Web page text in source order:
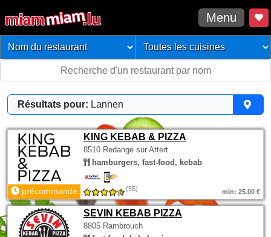
Menu
Résultats pour: Lannen
KING KEBAB & PIZZA
8510 Redange sur Attert
hamburgers, fast-food, kebab
précommande (55) min: 25.00 €
SEVIN KEBAB PIZZA
8805 Rambrouch